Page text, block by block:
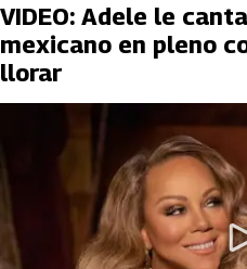
VIDEO: Adele le
mexicano en pleno
llorar